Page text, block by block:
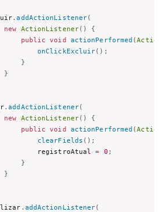
.addActionListener(
new ActionListener( )
{
public void actionPerformed (
onClickExcluir( ) ;
}
}
.addActionListener(
new ActionListener( )
{
public void actionPerformed (
clearFields ( ) ;
registroAtual
= 0 ;
}
}
. addActionListener(